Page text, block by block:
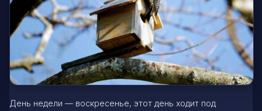
День недели — воскресенье, этот день ходит под